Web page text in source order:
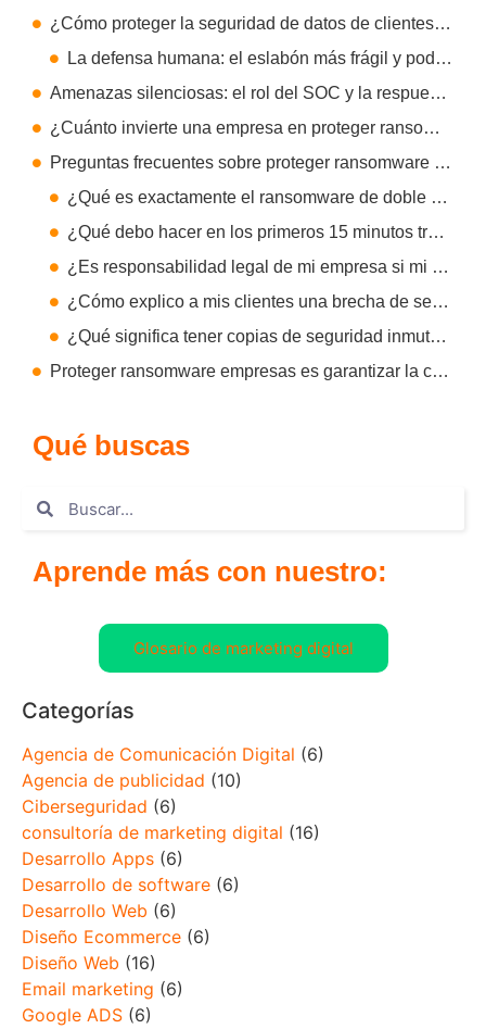
¿Cómo proteger la seguridad de datos de clientes ante ransomware?
La defensa humana: el eslabón más frágil y poderoso
Amenazas silenciosas: el rol del SOC y la respuesta temprana
¿Cuánto invierte una empresa en proteger ransomware empresas de forma efectiva?
Preguntas frecuentes sobre proteger ransomware empresas
¿Qué es exactamente el ransomware de doble extorsión y por qué es tan mortal para las empresas?
¿Qué debo hacer en los primeros 15 minutos tras detectar un secuestro de datos B2B?
¿Es responsabilidad legal de mi empresa si mi software de gestión sufre un ataque ransomware?
¿Cómo explico a mis clientes una brecha de seguridad sin que se vayan con la competencia?
¿Qué significa tener copias de seguridad inmutables y por qué son vitales?
Proteger ransomware empresas es garantizar la continuidad de la confianza
Qué buscas
Aprende más con nuestro:
Glosario de marketing digital
Categorías
Agencia de Comunicación Digital (6)
Agencia de publicidad (10)
Ciberseguridad (6)
consultoría de marketing digital (16)
Desarrollo Apps (6)
Desarrollo de software (6)
Desarrollo Web (6)
Diseño Ecommerce (6)
Diseño Web (16)
Email marketing (6)
Google ADS (6)